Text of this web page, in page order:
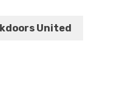
United